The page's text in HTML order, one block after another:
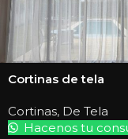
Cortinas de tela
Cortinas, De Tela
Hacenos tu